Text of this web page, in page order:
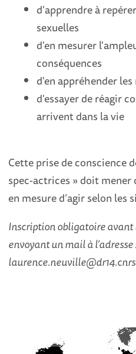
d'apprendre à
sexuelles
d'en mesurer
conséquences
d'en appréhender
d'essayer de réagir
arrivent dans la vie
Cette prise de conscience
spec-actrices » doit
en mesure d’agir selon
Inscription obligatoire avant
envoyant un mail à